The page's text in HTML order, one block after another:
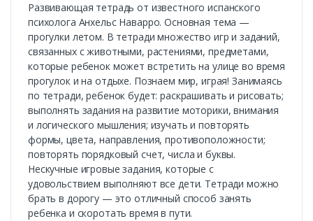
Развивающая тетрадь от известного испанского
психолога Анхельс Наварро. Основная тема —
прогулки летом. В тетради множество игр и заданий,
связанных с животными, растениями, предметами,
которые ребенок может встретить на улице во время
прогулок и на отдыхе. Познаем мир, играя! Занимаясь
по тетради, ребенок будет: раскрашивать и рисовать;
выполнять задания на развитие моторики, внимания
и логического мышления; изучать и повторять
формы, цвета, направления, противоположности;
повторять порядковый счет, числа и буквы.
Нескучные игровые задания, которые с
удовольствием выполняют все дети. Тетради можно
брать в дорогу — это отличный способ занять
ребенка и скоротать время в пути.